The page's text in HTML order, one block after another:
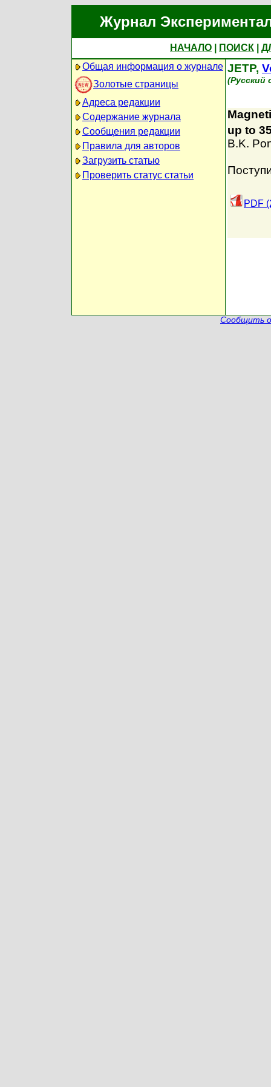
Журнал
НАЧАЛО ПОИСК
Общая информация о журнале
Золотые страницы
Адреса редакции
Содержание журнала
Сообщения редакции
Правила для авторов
Загрузить статью
Проверить статус статьи
JETP,
up to
B.K.
PDF
Сообщить о